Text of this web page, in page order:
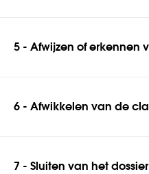
5 - Afwijzen of erkennen
6 - Afwikkelen van de
7 - Sluiten van het dossier